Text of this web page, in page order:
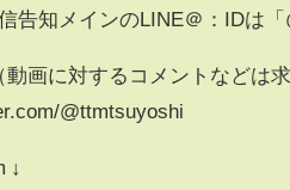
告知メインのLINE＠：IDは「
動画に対するコメントなどは
@ttmtsuyoshi
↓